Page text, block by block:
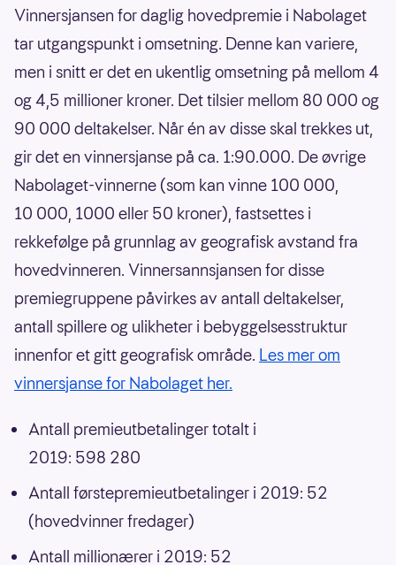
Vinnersjansen for daglig hovedpremie i Nabolaget
tar utgangspunkt i omsetning. Denne kan variere,
men i snitt er det en ukentlig omsetning på mellom 4
og 4,5 millioner kroner. Det tilsier mellom 80 000 og
90 000 deltakelser. Når én av disse skal trekkes ut,
gir det en vinnersjanse på ca. 1:90.000. De øvrige
Nabolaget-vinnerne (som kan vinne 100 000,
10 000, 1000 eller 50 kroner), fastsettes i
rekkefølge på grunnlag av geografisk avstand fra
hovedvinneren. Vinnersannsjansen for disse
premiegruppene påvirkes av antall deltakelser,
antall spillere og ulikheter i bebyggelsesstruktur
innenfor et gitt geografisk område. Les mer om
vinnersjanse for Nabolaget her.
Antall premieutbetalinger totalt i
2019: 598 280
Antall førstepremieutbetalinger i 2019: 52
(hovedvinner fredager)
Antall millionærer i 2019: 52